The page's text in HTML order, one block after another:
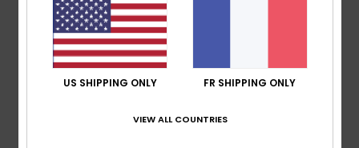
Je recommande ce produit
5 /5
US SHIPPING ONLY FR SHIPPING ONLY
VIEW ALL COUNTRIES